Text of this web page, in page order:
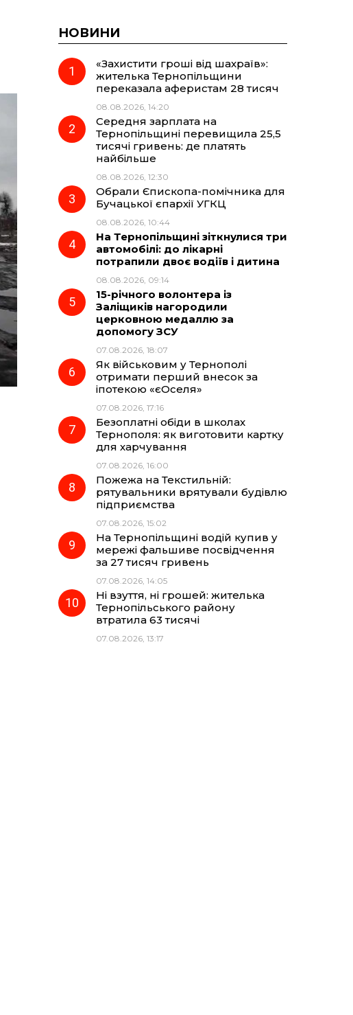
НОВИНИ
«Захистити гроші від шахраїв»:
жителька Тернопільщини
переказала аферистам 28 тисяч
08.08.2026, 14:20
Середня зарплата на
Тернопільщині перевищила 25,5
тисячі гривень: де платять
найбільше
08.08.2026, 12:30
Обрали Єпископа-помічника для
Бучацької єпархії УГКЦ
08.08.2026, 10:44
На Тернопільщині зіткнулися три
автомобілі: до лікарні
потрапили двоє водіїв і дитина
08.08.2026, 09:14
15-річного волонтера із
Заліщиків нагородили
церковною медаллю за
допомогу ЗСУ
07.08.2026, 18:07
Як військовим у Тернополі
отримати перший внесок за
іпотекою «єОселя»
07.08.2026, 17:16
Безоплатні обіди в школах
Тернополя: як виготовити картку
для харчування
07.08.2026, 16:00
Пожежа на Текстильній:
рятувальники врятували будівлю
підприємства
07.08.2026, 15:02
На Тернопільщині водій купив у
мережі фальшиве посвідчення
за 27 тисяч гривень
07.08.2026, 14:05
Ні взуття, ні грошей: жителька
Тернопільського району
втратила 63 тисячі
07.08.2026, 13:17